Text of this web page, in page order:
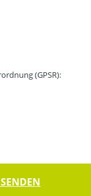
(GPSR):